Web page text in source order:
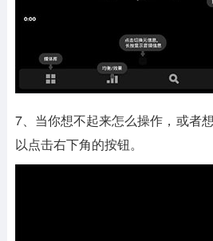
7、当你想不起来怎么操作，或者
以点击右下角的按钮。